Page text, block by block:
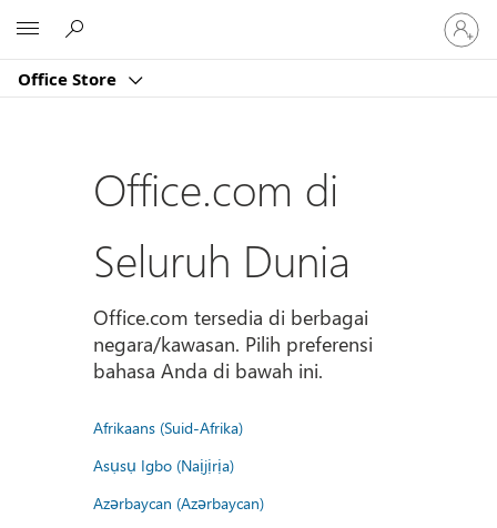
Office Store
Masuk
ke
akun
Office.com di
Seluruh Dunia
Office.com tersedia di berbagai
negara/kawasan. Pilih preferensi
bahasa Anda di bawah ini.
Afrikaans (Suid-Afrika)
Asụsụ Igbo (Naịjịrịa)
Azərbaycan (Azərbaycan)